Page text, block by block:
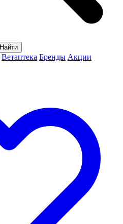
Найти
Ветаптека Бренды Акции